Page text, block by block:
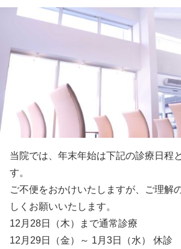
当院では、年末年始は下記の診療日程
す。
ご不便をおかけいたしますが、ご理解
しくお願いいたします。
12月28日（木）まで通常診療
12月29日（金）～ 1月3日（水） 休診